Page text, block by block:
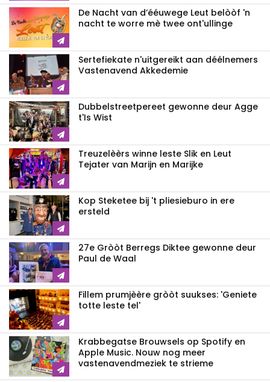
De Nacht van d’ééuwege Leut belòòf 'n
nacht te worre mè twee ont'ullinge
Sertefiekate n'uitgereikt aan déélnemers
Vastenavend Akkedemie
Dubbelstreetpereet gewonne deur Agge
t'Is Wist
Treuzelèèrs winne leste Slik en Leut
Tejater van Marijn en Marijke
Kop Steketee bij 't pliesieburo in ere
ersteld
27e Gròòt Berregs Diktee gewonne deur
Paul de Waal
Fillem prumjèère gròòt suukses: 'Geniete
totte leste tel'
Krabbegatse Brouwsels op Spotify en
Apple Music. Nouw nog meer
vastenavendmeziek te strieme